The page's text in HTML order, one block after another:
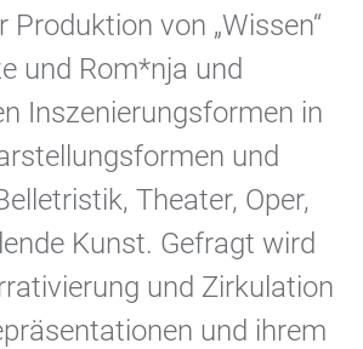
Produktion von „Wissen“
und Rom*nja und
Inszenierungsformen in
und
Theater, Oper,
Kunst. Gefragt wird
und Zirkulation
und ihrem